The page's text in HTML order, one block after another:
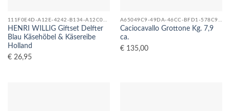
HENRI WILLIG Giftset Delfter
Blau Käsehöbel & Käsereibe
Holland
€26,95
Caciocavallo Grottone Kg. 7,9
ca.
€135,00